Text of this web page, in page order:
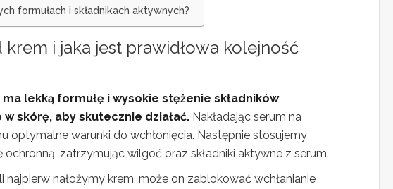
formułach i składnikach aktywnych?
i jaka jest prawidłowa kolejność
lekką formułę i wysokie stężenie składników
skórę, aby skutecznie działać. Nakładając serum na
optymalne warunki do wchłonięcia. Następnie stosujemy
zatrzymując wilgoć oraz składniki aktywne z serum.
najpierw nałożymy krem, może on zablokować wchłanianie